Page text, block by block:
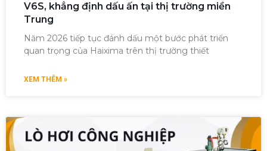
V6S, khẳng định dấu ấn tại thị trường miền
Trung
Năm 2026 tiếp tục đánh dấu một bước phát triển
quan trọng của Haixima trên thị trường thiết
XEM THÊM »